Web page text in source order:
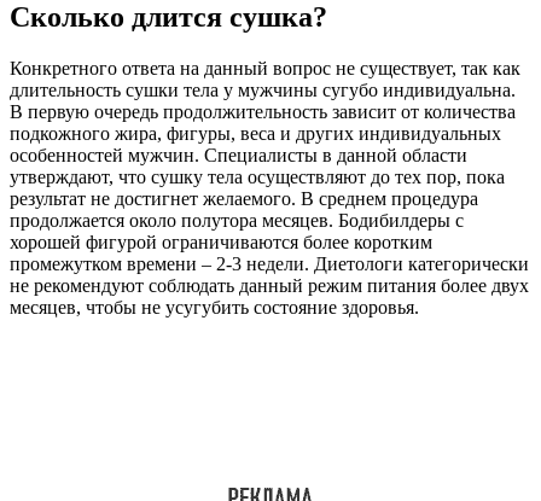
Сколько длится сушка?
Конкретного ответа на данный вопрос не существует, так как
длительность сушки тела у мужчины сугубо индивидуальна.
В первую очередь продолжительность зависит от количества
подкожного жира, фигуры, веса и других индивидуальных
особенностей мужчин. Специалисты в данной области
утверждают, что сушку тела осуществляют до тех пор, пока
результат не достигнет желаемого. В среднем процедура
продолжается около полутора месяцев. Бодибилдеры с
хорошей фигурой ограничиваются более коротким
промежутком времени – 2-3 недели. Диетологи категорически
не рекомендуют соблюдать данный режим питания более двух
месяцев, чтобы не усугубить состояние здоровья.